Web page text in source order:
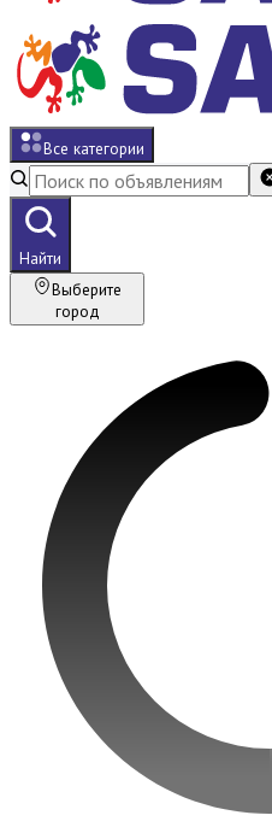
Все категории
Найти
Выберите
город